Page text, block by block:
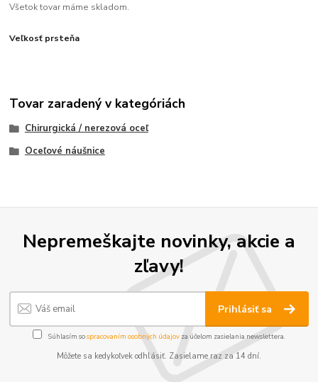
Všetok tovar máme skladom.
Veľkosť prsteňa
Tovar zaradený v kategóriách
Chirurgická / nerezová oceľ
Oceľové náušnice
Nepremeškajte novinky, akcie a
zľavy!
Prihlásiť sa
Súhlasím sospracovaním osobných údajov za účelom zasielania newslettera.
Môžete sa kedykoľvek odhlásiť. Zasielame raz za 14 dní.